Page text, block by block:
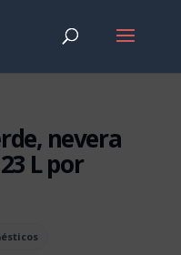
nevera
L por